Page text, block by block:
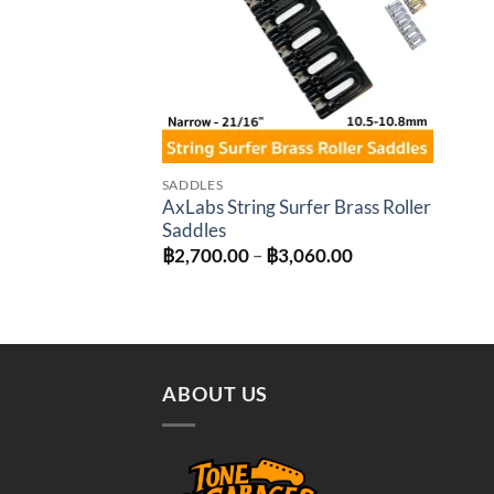
SADDLES
AxLabs String Surfer Brass Roller
Saddles
฿2,700.00 – ฿3,060.00Price
ABOUT US